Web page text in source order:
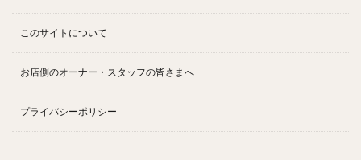
このサイトについて
お店側のオーナー・スタッフの皆さまへ
プライバシーポリシー